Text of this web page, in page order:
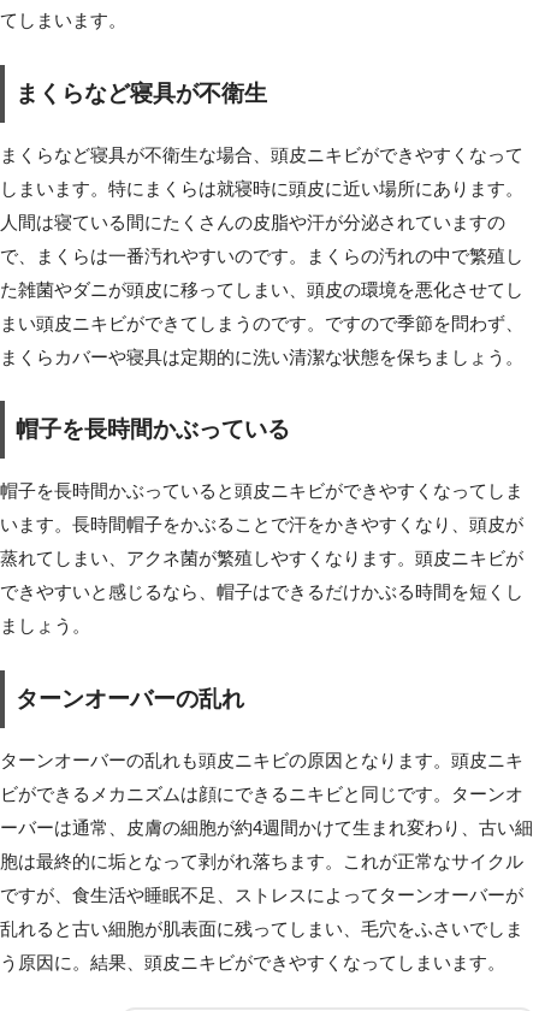
てしまいます。
まくらなど寝具が不衛生
まくらなど寝具が不衛生な場合、頭皮ニキビができやすくなって
しまいます。特にまくらは就寝時に頭皮に近い場所にあります。
人間は寝ている間にたくさんの皮脂や汗が分泌されていますの
で、まくらは一番汚れやすいのです。まくらの汚れの中で繁殖し
た雑菌やダニが頭皮に移ってしまい、頭皮の環境を悪化させてし
まい頭皮ニキビができてしまうのです。ですので季節を問わず、
まくらカバーや寝具は定期的に洗い清潔な状態を保ちましょう。
帽子を長時間かぶっている
帽子を長時間かぶっていると頭皮ニキビができやすくなってしま
います。長時間帽子をかぶることで汗をかきやすくなり、頭皮が
蒸れてしまい、アクネ菌が繁殖しやすくなります。頭皮ニキビが
できやすいと感じるなら、帽子はできるだけかぶる時間を短くし
ましょう。
ターンオーバーの乱れ
ターンオーバーの乱れも頭皮ニキビの原因となります。頭皮ニキ
ビができるメカニズムは顔にできるニキビと同じです。ターンオ
ーバーは通常、皮膚の細胞が約4週間かけて生まれ変わり、古い細
胞は最終的に垢となって剥がれ落ちます。これが正常なサイクル
ですが、食生活や睡眠不足、ストレスによってターンオーバーが
乱れると古い細胞が肌表面に残ってしまい、毛穴をふさいでしま
う原因に。結果、頭皮ニキビができやすくなってしまいます。